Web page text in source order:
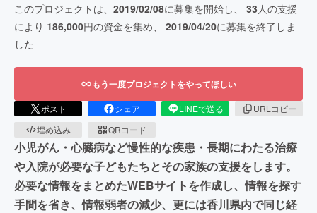
このプロジェクトは、 2019/02/08に募集を開始し、 33 人の支援
により 186,000円の資金を集め、 2019/04/20に募集を終了しま
した
もう一度プロジェクトをやってほしい
ポスト シェア LINEで送る
URLコピー
埋め込み
QRコード
小児がん・心臓病など慢性的な疾患・長期にわたる治療
や入院が必要な子どもたちとその家族の支援をします。
必要な情報をまとめたWEBサイトを作成し、情報を探す
手間を省き、情報弱者の減少、更には香川県内で同じ経